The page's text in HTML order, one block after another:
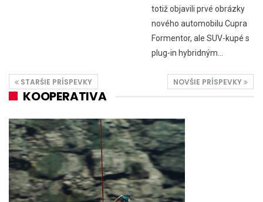
totiž objavili prvé obrázky
nového automobilu Cupra
Formentor, ale SUV-kupé s
plug-in hybridným…
STARŠIE PRÍSPEVKY NOVŠIE PRÍSPEVKY
KOOPERATIVA